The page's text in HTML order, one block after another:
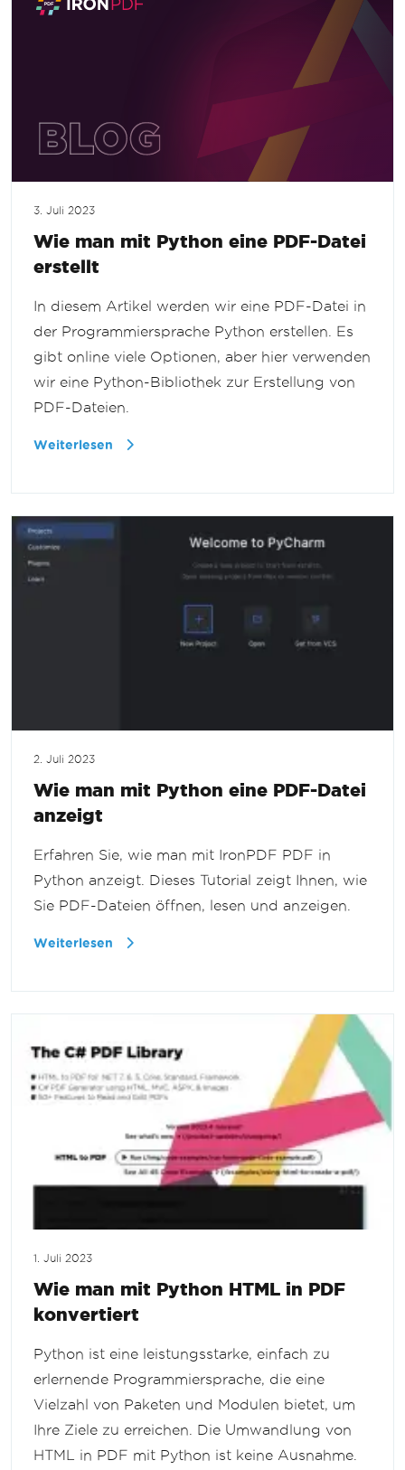
3. Juli 2023
Wie man mit Python eine PDF-Datei
erstellt
In diesem Artikel werden wir eine PDF-Datei in
der Programmiersprache Python erstellen. Es
gibt online viele Optionen, aber hier verwenden
wir eine Python-Bibliothek zur Erstellung von
PDF-Dateien.
Weiterlesen
2. Juli 2023
Wie man mit Python eine PDF-Datei
anzeigt
Erfahren Sie, wie man mit IronPDF PDF in
Python anzeigt. Dieses Tutorial zeigt Ihnen, wie
Sie PDF-Dateien öffnen, lesen und anzeigen.
Weiterlesen
1. Juli 2023
Wie man mit Python HTML in PDF
konvertiert
Python ist eine leistungsstarke, einfach zu
erlernende Programmiersprache, die eine
Vielzahl von Paketen und Modulen bietet, um
Ihre Ziele zu erreichen. Die Umwandlung von
HTML in PDF mit Python ist keine Ausnahme.